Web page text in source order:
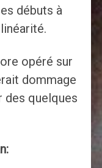
débuts à
opéré sur
dommage
des quelques